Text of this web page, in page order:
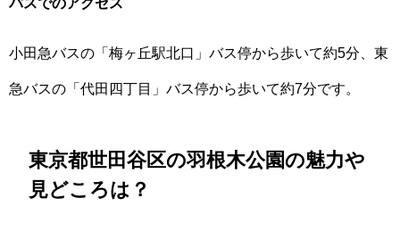
小田急バスの「梅ヶ丘駅北口」バス停から歩いて約5分、東
急バスの「代田四丁目」バス停から歩いて約7分です。
東京都世田谷区の羽根木公園の魅力や
見どころは？